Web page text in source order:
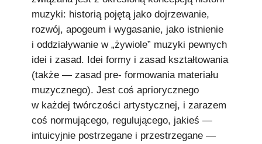
muzyki: historią pojętą jako dojrzewanie,
rozwój, apogeum i wygasanie, jako istnienie
i oddziaływanie w „żywiole” muzyki pewnych
idei i zasad. Idei formy i zasad kształtowania
(także — zasad pre- formowania materiału
muzycznego). Jest coś apriorycznego
w każdej twórczości artystycznej, i zarazem
coś normującego, regulującego, jakieś —
intuicyjnie postrzegane i przestrzegane —